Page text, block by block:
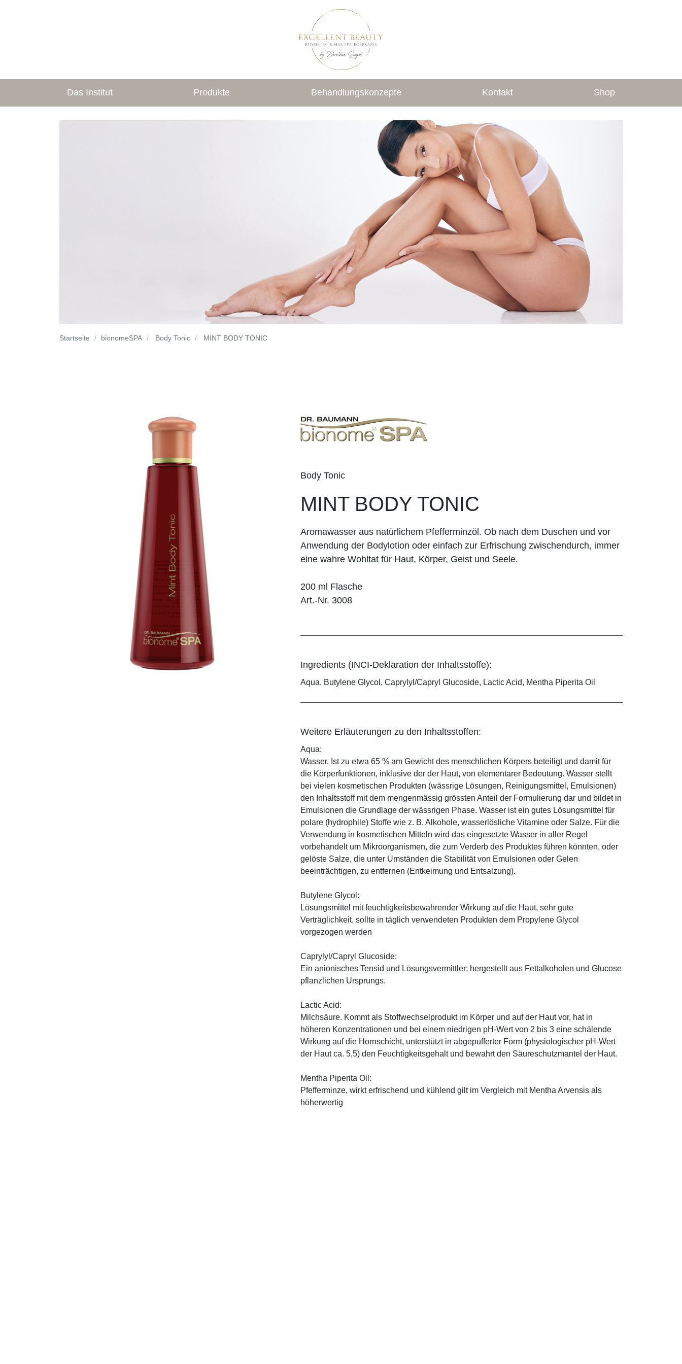
Das Institut Produkte Behandlungskonzepte Kontakt Shop
Startseite bionomeSPA Body Tonic MINT BODY TONIC
Body Tonic
MINT BODY TONIC
Aromawasser aus natürlichem Pfefferminzöl. Ob nach dem Duschen und vor
Anwendung der Bodylotion oder einfach zur Erfrischung zwischendurch, immer
eine wahre Wohltat für Haut, Körper, Geist und Seele.
200 ml Flasche
Art.-Nr. 3008
Ingredients (INCI-Deklaration der Inhaltsstoffe):
Aqua, Butylene Glycol, Caprylyl/Capryl Glucoside, Lactic Acid, Mentha Piperita Oil
Weitere Erläuterungen zu den Inhaltsstoffen:
Aqua:
Wasser. Ist zu etwa 65 % am Gewicht des menschlichen Körpers beteiligt und damit für
die Körperfunktionen, inklusive der der Haut, von elementarer Bedeutung. Wasser stellt
bei vielen kosmetischen Produkten (wässrige Lösungen, Reinigungsmittel, Emulsionen)
den Inhaltsstoff mit dem mengenmässig grössten Anteil der Formulierung dar und bildet in
Emulsionen die Grundlage der wässrigen Phase. Wasser ist ein gutes Lösungsmittel für
polare (hydrophile) Stoffe wie z. B. Alkohole, wasserlösliche Vitamine oder Salze. Für die
Verwendung in kosmetischen Mitteln wird das eingesetzte Wasser in aller Regel
vorbehandelt um Mikroorganismen, die zum Verderb des Produktes führen könnten, oder
gelöste Salze, die unter Umständen die Stabilität von Emulsionen oder Gelen
beeinträchtigen, zu entfernen (Entkeimung und Entsalzung).
Butylene Glycol:
Lösungsmittel mit feuchtigkeitsbewahrender Wirkung auf die Haut, sehr gute
Verträglichkeit, sollte in täglich verwendeten Produkten dem Propylene Glycol
vorgezogen werden
Caprylyl/Capryl Glucoside:
Ein anionisches Tensid und Lösungsvermittler; hergestellt aus Fettalkoholen und Glucose
pflanzlichen Ursprungs.
Lactic Acid:
Milchsäure. Kommt als Stoffwechselprodukt im Körper und auf der Haut vor, hat in
höheren Konzentrationen und bei einem niedrigen pH-Wert von 2 bis 3 eine schälende
Wirkung auf die Hornschicht, unterstützt in abgepufferter Form (physiologischer pH-Wert
der Haut ca. 5,5) den Feuchtigkeitsgehalt und bewahrt den Säureschutzmantel der Haut.
Mentha Piperita Oil:
Pfefferminze, wirkt erfrischend und kühlend gilt im Vergleich mit Mentha Arvensis als
höherwertig